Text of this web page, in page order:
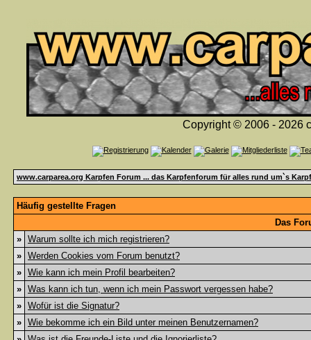
Copyright © 2006 - 2026
www.carparea.org Karpfen Forum ... das Karpfenforum für alles rund um`s
Häufig gestellte Fragen
Das
» Warum sollte ich mich registrieren?
» Werden Cookies vom Forum benutzt?
» Wie kann ich mein Profil bearbeiten?
» Was kann ich tun, wenn ich mein Passwort vergessen habe?
» Wofür ist die Signatur?
» Wie bekomme ich ein Bild unter meinen Benutzernamen?